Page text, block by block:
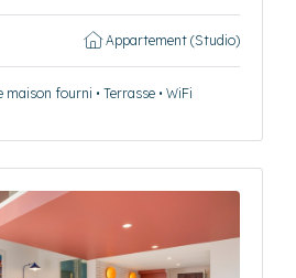
Appartement (Studio)
maison fourni • Terrasse • WiFi